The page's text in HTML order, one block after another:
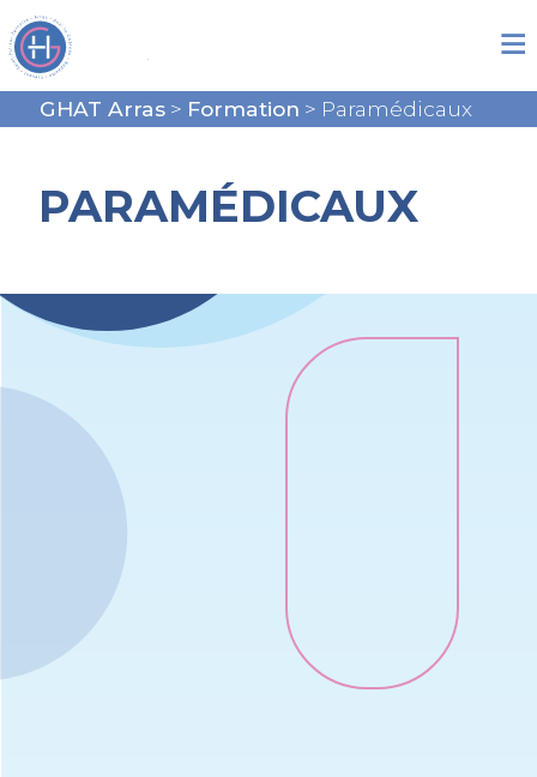
GHAT Arras> Formation > Paramédicaux
PARAMÉDICAUX